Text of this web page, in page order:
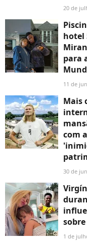
20 de
hotel
para
11 de
Mais
com
30 de
1 de